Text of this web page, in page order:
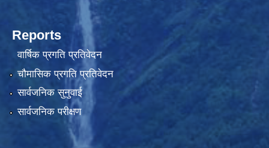
Reports
वार्षिक प्रगति प्रतिवेदन
चौमासिक प्रगति प्रतिवेदन
सार्वजनिक सुनुवाई
सार्वजनिक परीक्षण